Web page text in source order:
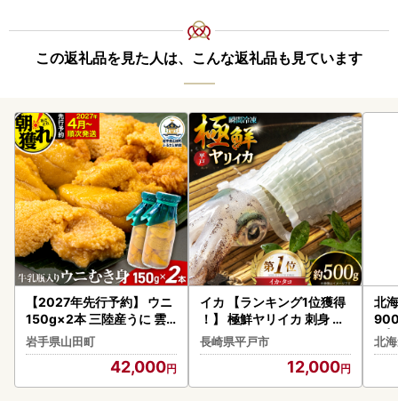
この返礼品を見た人は、こんな返礼品も見ています
【2027年先行予約】 ウニ
150g×2本 三陸産うに 雲
丹 山田町 無添加 ミョウバ
ン不使用
岩手県山田町
42,000
イカ 【ランキング1位獲得
！】 極鮮ヤリイカ 刺身 約
500g
長崎県平戸市
12,000
北
）|
北